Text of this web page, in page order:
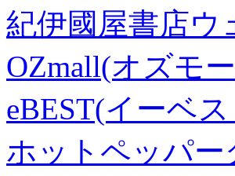
紀伊國屋書店ウ
OZmall(オズモ
eBEST(イーベ
ホットペッパー